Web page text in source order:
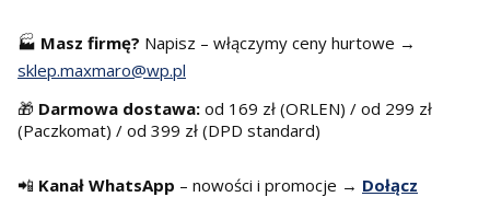
🏭 Masz firmę? Napisz – włączymy ceny hurtowe →
sklep.maxmaro@wp.pl
🎁 Darmowa dostawa: od 169 zł (ORLEN) / od 299 zł
(Paczkomat) / od 399 zł (DPD standard)
📲 Kanał WhatsApp – nowości i promocje → Dołącz